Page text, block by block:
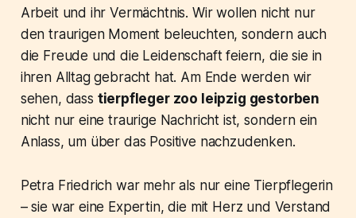
Arbeit und ihr Vermächtnis. Wir wollen nicht nur
den traurigen Moment beleuchten, sondern auch
die Freude und die Leidenschaft feiern, die sie in
ihren Alltag gebracht hat. Am Ende werden wir
sehen, dass tierpfleger zoo leipzig gestorben
nicht nur eine traurige Nachricht ist, sondern ein
Anlass, um über das Positive nachzudenken.
Petra Friedrich war mehr als nur eine Tierpflegerin
– sie war eine Expertin, die mit Herz und Verstand